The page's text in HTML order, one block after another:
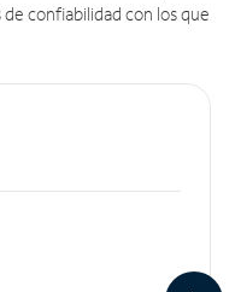
confiabilidad con los que